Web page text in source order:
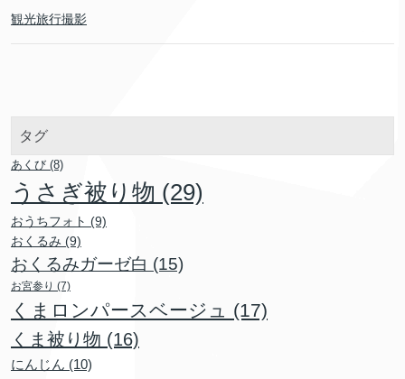
観光旅行撮影
タグ
あくび (8)
うさぎ被り物 (29)
おうちフォト (9)
おくるみ (9)
おくるみガーゼ白 (15)
お宮参り (7)
くまロンパースベージュ (17)
くま被り物 (16)
にんじん (10)